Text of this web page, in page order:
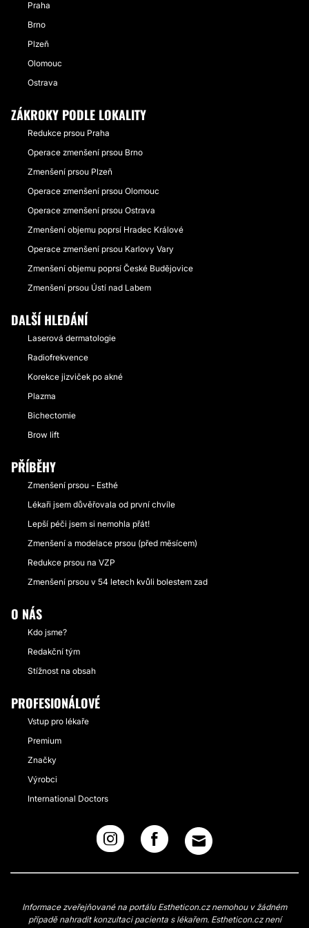
Praha
Brno
Plzeň
Olomouc
Ostrava
ZÁKROKY PODLE LOKALITY
Redukce prsou Praha
Operace zmenšení prsou Brno
Zmenšení prsou Plzeň
Operace zmenšení prsou Olomouc
Operace zmenšení prsou Ostrava
Zmenšení objemu poprsí Hradec Králové
Operace zmenšení prsou Karlovy Vary
Zmenšení objemu poprsí České Budějovice
Zmenšení prsou Ústí nad Labem
DALŠÍ HLEDÁNÍ
Laserová dermatologie
Radiofrekvence
Korekce jizviček po akné
Plazma
Bichectomie
Brow lift
PŘÍBĚHY
Zmenšení prsou - Esthé
Lékaři jsem důvěřovala od první chvíle
Lepší péči jsem si nemohla přát!
Zmenšení a modelace prsou (před měsícem)
Redukce prsou na VZP
Zmenšení prsou v 54 letech kvůli bolestem zad
O NÁS
Kdo jsme?
Redakční tým
Stížnost na obsah
PROFESIONÁLOVÉ
Vstup pro lékaře
Premium
Značky
Výrobci
International Doctors
Informace zveřejňované na portálu Estheticon.cz nemohou v žádném
případě nahradit konzultaci pacienta s lékařem. Estheticon.cz není